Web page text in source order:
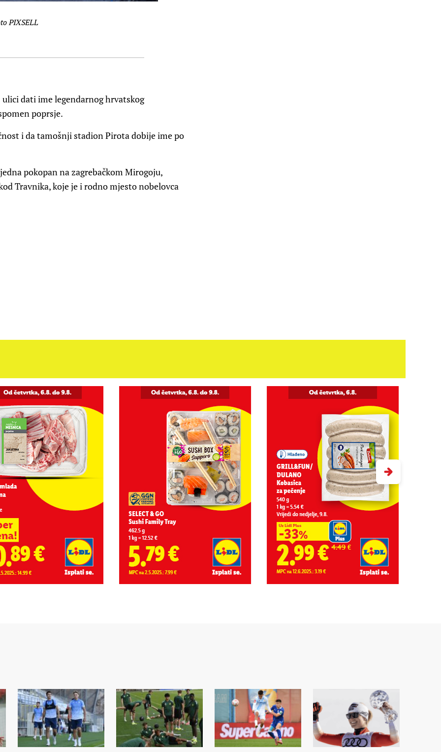
PIXSELL
dati ime legendarnog hrvatskog
poprsje.
i da tamošnji stadion Pirota dobije ime po
pokopan na zagrebačkom Mirogoju,
Travnika, koje je i rodno mjesto nobelovca